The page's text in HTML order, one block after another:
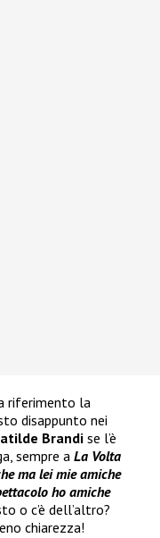
riferimento la
disappunto nei
Brandi se l’è
sempre a La Volta
ma lei mie amiche
ho amiche
o c’è dell’altro?
chiarezza!